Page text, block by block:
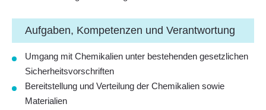
Aufgaben, Kompetenzen und Verantwortung
Umgang mit Chemikalien unter bestehenden gesetzlichen
Sicherheitsvorschriften
Bereitstellung und Verteilung der Chemikalien sowie
Materialien